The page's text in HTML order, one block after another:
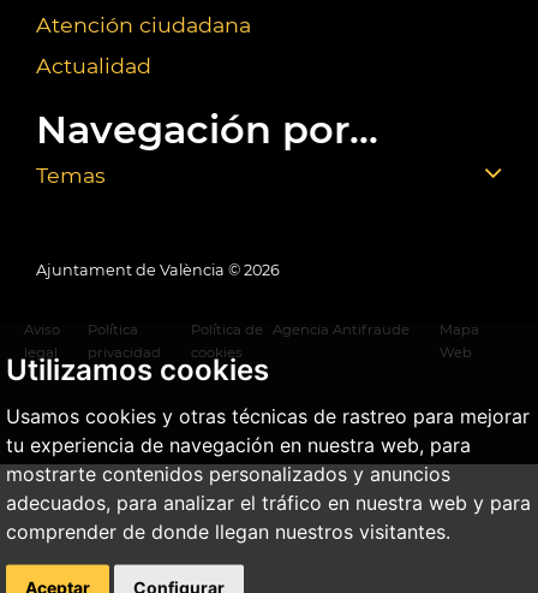
Utilizamos cookies
Usamos cookies y otras técnicas de rastreo para mejorar
tu experiencia de navegación en nuestra web, para
mostrarte contenidos personalizados y anuncios
adecuados, para analizar el tráfico en nuestra web y para
comprender de donde llegan nuestros visitantes.
Aceptar Configurar
Atención ciudadana
Actualidad
Navegación por...
Temas
Ajuntament de València © 2026
Aviso
legal
Política
privacidad
Política de
cookies
Agencia Antifraude
Mapa
Web